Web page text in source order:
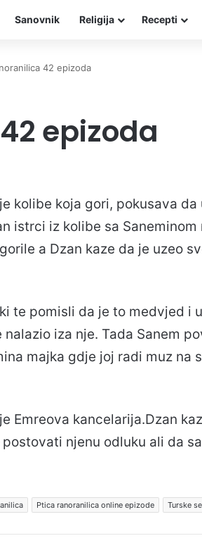
Sanovnik Religija Recepti
42 epizoda
epizoda
kolibe koja gori, pokusava da
istrci iz kolibe sa Saneminom
a Dzan kaze da je uzeo
te pomisli da je to medvjed i
iza nje. Tada Sanem
majka gdje joj radi muz na
Emreova kancelarija.Dzan
njenu odluku ali da
Ptica ranoranilica online epizode Turske